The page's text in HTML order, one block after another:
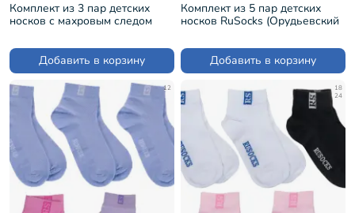
Комплект из 3 пар детских
носков с махровым следом
SPD-12)
Добавить в корзину
Комплект из 5 пар детских
носков RuSocks (Орудьевский
(5-Д-36)
Добавить в корзину
12
18
24